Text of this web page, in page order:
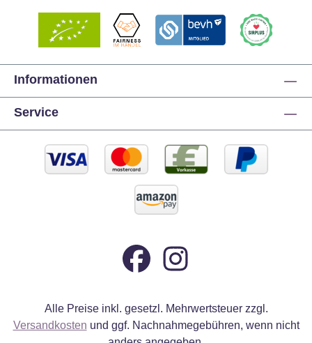
Informationen
Service
Alle Preise inkl. gesetzl. Mehrwertsteuer zzgl.
Versandkosten und ggf. Nachnahmegebühren, wenn nicht